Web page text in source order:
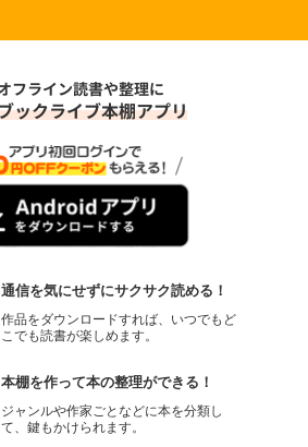
通信を気にせずにサクサク読める！
作品をダウンロードすれば、いつでもど
こでも読書が楽しめます。
本棚を作って本の整理ができる！
ジャンルや作家ごとなどに本を分類し
て、鍵もかけられます。